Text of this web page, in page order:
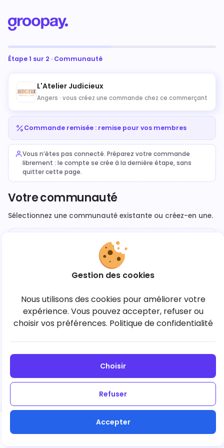
Étape 1 sur 2 · Communauté
L'Atelier Judicieux
Angers · vous créez une commande chez ce commerçant
Commande remisée : remise pour vos membres
Vous n’êtes pas connecté. Préparez votre commande
librement : le compte se crée à la dernière étape, sans
quitter cette page.
Votre communauté
Sélectionnez une communauté existante ou créez-en une.
Aucune communauté pour l’instant
commande.
+ Créer une communauté
Suivant
Gestion des cookies
Nous utilisons des cookies pour améliorer votre
expérience. Vous pouvez accepter, refuser ou
choisir vos préférences. Politique de confidentialité
Choisir
Refuser
Accepter